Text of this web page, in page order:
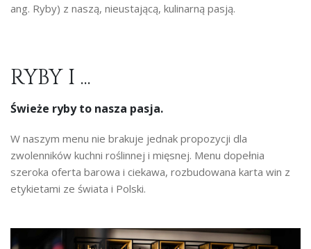
ang. Ryby) z naszą, nieustającą, kulinarną pasją.
RYBY I ...
Świeże ryby to nasza pasja.
W naszym menu nie brakuje jednak propozycji dla
zwolenników kuchni roślinnej i mięsnej. Menu dopełnia
szeroka oferta barowa i ciekawa, rozbudowana karta win z
etykietami ze świata i Polski.